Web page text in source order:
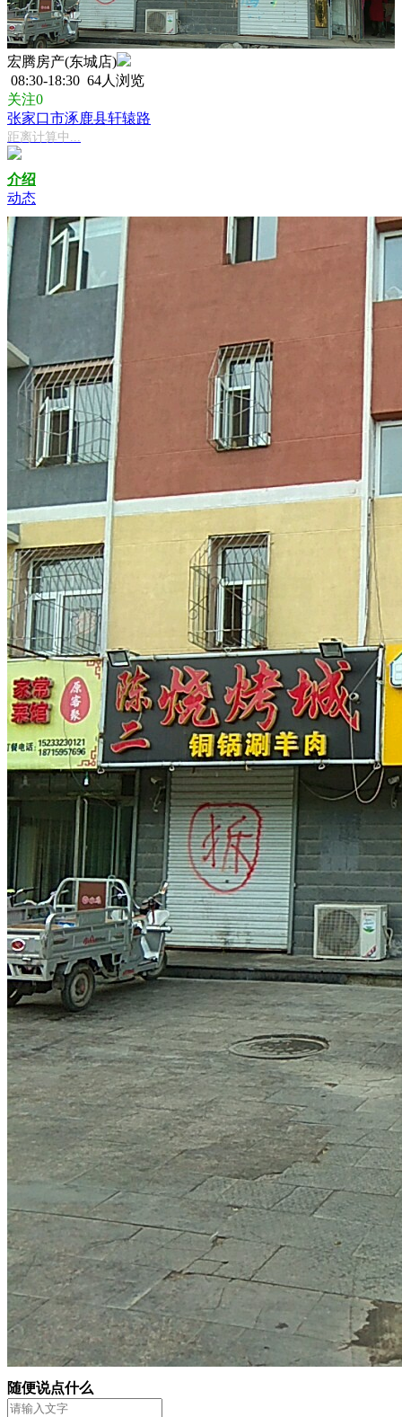
宏腾房产(东城店)
08:30-18:30 64人浏览
关注0
张家口市涿鹿县轩辕路
距离计算中...
介绍
动态
随便说点什么